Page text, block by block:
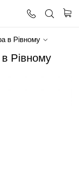
в Рівному
Рівному